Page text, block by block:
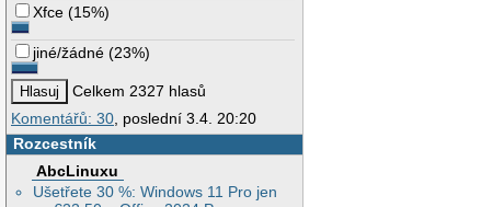
Xfce (15%)
jiné/žádné (23%)
Celkem 2327 hlasů
Komentářů: 30, poslední 3.4. 20:20
Rozcestník
AbcLinuxu
Ušetřete 30 %: Windows 11 Pro jen